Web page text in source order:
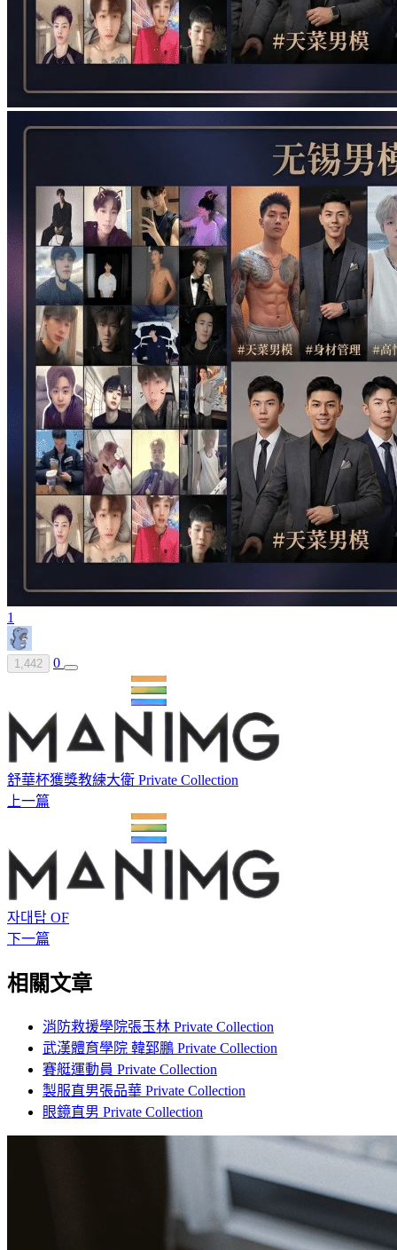
1
1,442 0
舒華杯獲獎教練大衛 Private Collection
上一篇
자대탑 OF
下一篇
相關文章
消防救援學院張玉林 Private Collection
武漢體育學院 韓郅鵬 Private Collection
賽艇運動員 Private Collection
製服直男張品華 Private Collection
眼鏡直男 Private Collection